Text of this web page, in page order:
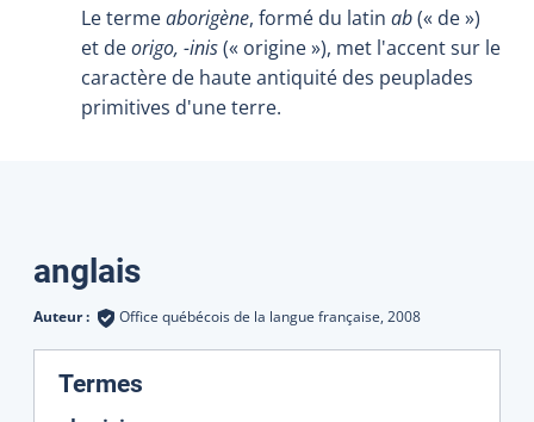
Le termeaborigène, formé du latin ab(« de »)
et deorigo, -inis(« origine »), met l'accent sur le
caractère de haute antiquité des peuplades
primitives d'une terre.
Traductions
anglais
Auteur : Office québécois de la langue française, 2008
Termes